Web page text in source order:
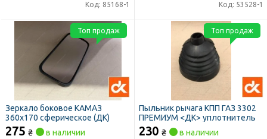
Код: 85168-1 Код: 53528-1
Зеркало боковое КАМАЗ
360х170 сферическое (ДК)
275 ₴ в наличии
Топ продаж
Пыльник рычага КПП ГАЗ 3302
ПРЕМИУМ <ДК> уплотнитель
230 ₴ в наличии
Топ продаж